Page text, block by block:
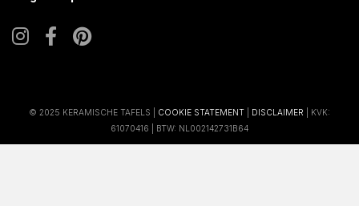
© 2025 KERAMISCHE TAFELS | COOKIE STATEMENT DISCLAIMER | KVK:
61070416 | BTW: NL002142731B64